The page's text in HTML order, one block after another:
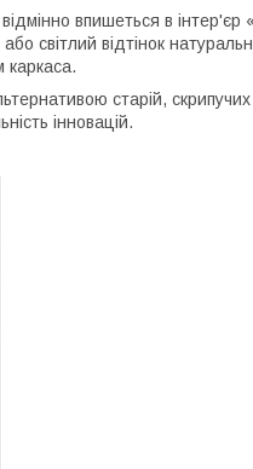
впишеться в
світлий відтінок
каркаса.
старій,
інновацій.